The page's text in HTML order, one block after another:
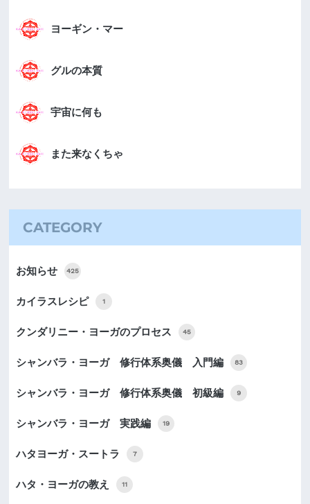
ヨーギン・マー
グルの本質
宇宙に何も
また来なくちゃ
CATEGORY
お知らせ 425
カイラスレシピ 1
クンダリニー・ヨーガのプロセス 45
シャンバラ・ヨーガ 修行体系奥儀 入門編 83
シャンバラ・ヨーガ 修行体系奥儀 初級編 9
シャンバラ・ヨーガ 実践編 19
ハタヨーガ・スートラ 7
ハタ・ヨーガの教え 11